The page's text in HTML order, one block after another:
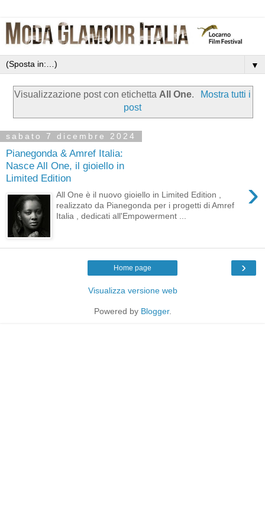
▼
Visualizzazione post con etichettaAll One.
Mostra tutti i
post
sabato 7 dicembre 2024
Pianegonda & Amref Italia:
Nasce All One, il gioiello in
Limited Edition
›
All One è il nuovo gioiello in Limited Edition ,
realizzato da Pianegonda per i progetti di Amref
Italia , dedicati all'Empowerment ...
›
Home page
Visualizza versione web
Powered by Blogger.